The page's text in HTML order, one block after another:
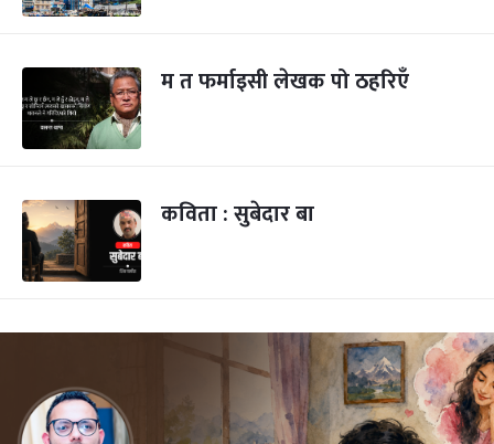
म त फर्माइसी लेखक पो ठहरिएँ
कविता : सुबेदार बा